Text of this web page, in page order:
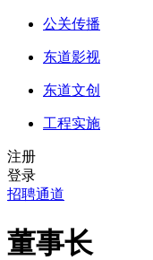
公关传播
东道影视
东道文创
工程实施
注册
登录
招聘通道
董事长